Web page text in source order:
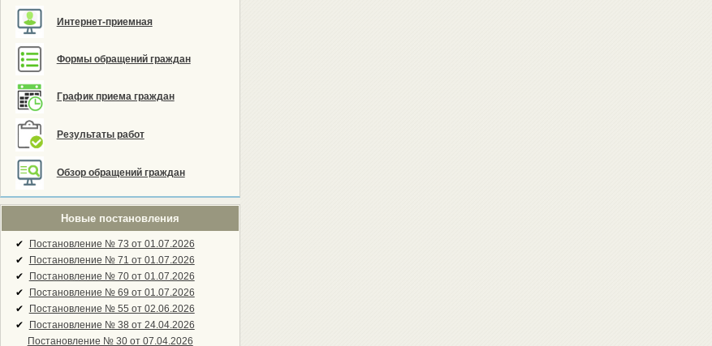
Интернет-приемная
Формы обращений граждан
График приема граждан
Результаты работ
Обзор обращений граждан
Новые постановления
✔
Постановление № 73 от 01.07.2026
✔
Постановление № 71 от 01.07.2026
✔
Постановление № 70 от 01.07.2026
✔
Постановление № 69 от 01.07.2026
✔
Постановление № 55 от 02.06.2026
✔
Постановление № 38 от 24.04.2026
Постановление № 30 от 07.04.2026